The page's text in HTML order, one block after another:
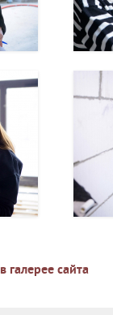
в галерее сайта